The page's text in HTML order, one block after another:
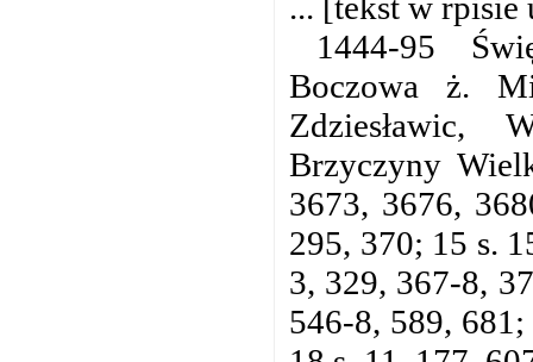
1444-95
Boczowa ż.
Zdziesławic,
Brzyczyny
3673, 3676,
295, 370; 15 s.
3, 329, 367-8,
546-8, 589,